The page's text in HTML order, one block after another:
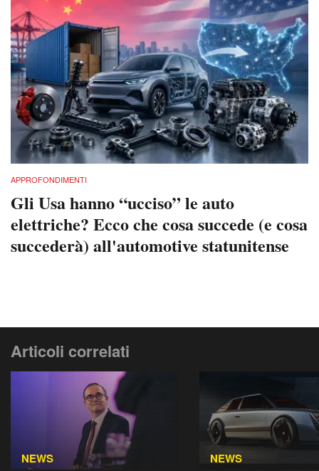
APPROFONDIMENTI
Gli Usa hanno “ucciso” le auto
elettriche? Ecco che cosa succede (e cosa
succederà) all'automotive statunitense
Articoli correlati
NEWS NEWS